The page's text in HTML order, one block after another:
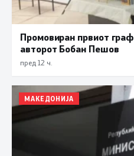
Промовиран првиот
авторот Бобан Пешов
пред 12 ч.
МАКЕДОНИЈА